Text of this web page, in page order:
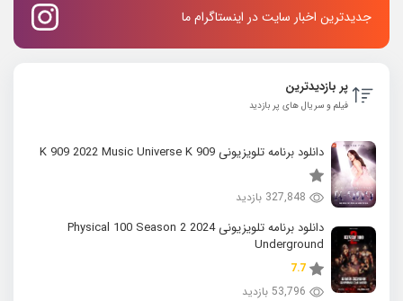
جدیدترین اخبار سایت در اینستاگرام ما
پر بازدیدترین
فیلم و سریال های پر بازدید
دانلود برنامه تلویزیونی K 909 2022 Music Universe K 909
327,848 بازدید
دانلود برنامه تلویزیونی 2024 Physical 100 Season 2
Underground
7.7
53,796 بازدید